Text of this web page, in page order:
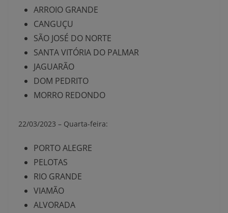
ARROIO GRANDE
CANGUÇU
SÃO JOSÉ DO NORTE
SANTA VITÓRIA DO PALMAR
JAGUARÃO
DOM PEDRITO
MORRO REDONDO
22/03/2023 – Quarta-feira:
PORTO ALEGRE
PELOTAS
RIO GRANDE
VIAMÃO
ALVORADA